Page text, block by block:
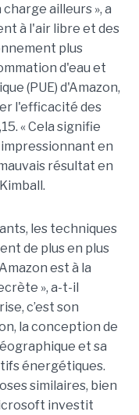
ailleurs », a
à l'air libre et des
plus
d'eau et
(PUE) d'Amazon,
l'efficacité des
« Cela signifie
en
résultat en
les techniques
de plus en plus
est à la
», a-t-il
c’est son
la conception de
et sa
énergétiques.
similaires, bien
investit